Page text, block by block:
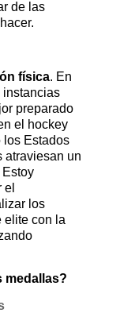
de las
física. En
instancias
preparado
el hockey
los Estados
atraviesan un
el
los
elite con la
medallas?